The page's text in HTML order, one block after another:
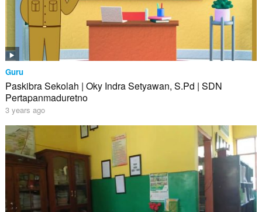
Guru
Paskibra Sekolah | Oky Indra Setyawan, S.Pd | SDN
Pertapanmaduretno
3 years ago